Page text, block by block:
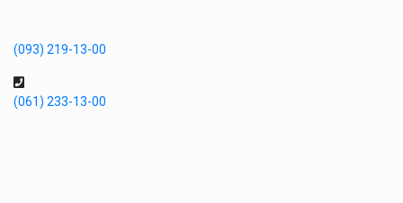
(093) 219-13-00
(061) 233-13-00